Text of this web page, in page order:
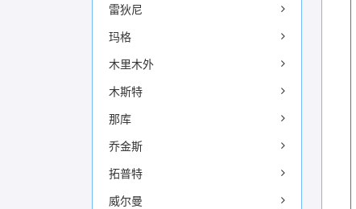
雷狄尼
玛格
木里木外
木斯特
那库
乔金斯
拓普特
威尔曼